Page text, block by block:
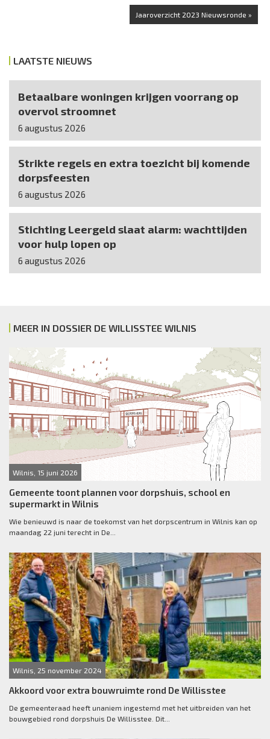
Jaaroverzicht 2023 Nieuwsronde »
LAATSTE NIEUWS
Betaalbare woningen krijgen voorrang op
overvol stroomnet
6 augustus 2026
Strikte regels en extra toezicht bij komende
dorpsfeesten
6 augustus 2026
Stichting Leergeld slaat alarm: wachttijden
voor hulp lopen op
6 augustus 2026
MEER IN DOSSIER DE WILLISSTEE WILNIS
Wilnis, 15 juni 2026
Gemeente toont plannen voor dorpshuis, school en
supermarkt in Wilnis
Wie benieuwd is naar de toekomst van het dorpscentrum in Wilnis kan op
maandag 22 juni terecht in De...
Wilnis, 25 november 2024
Akkoord voor extra bouwruimte rond De Willisstee
De gemeenteraad heeft unaniem ingestemd met het uitbreiden van het
bouwgebied rond dorpshuis De Willisstee. Dit...